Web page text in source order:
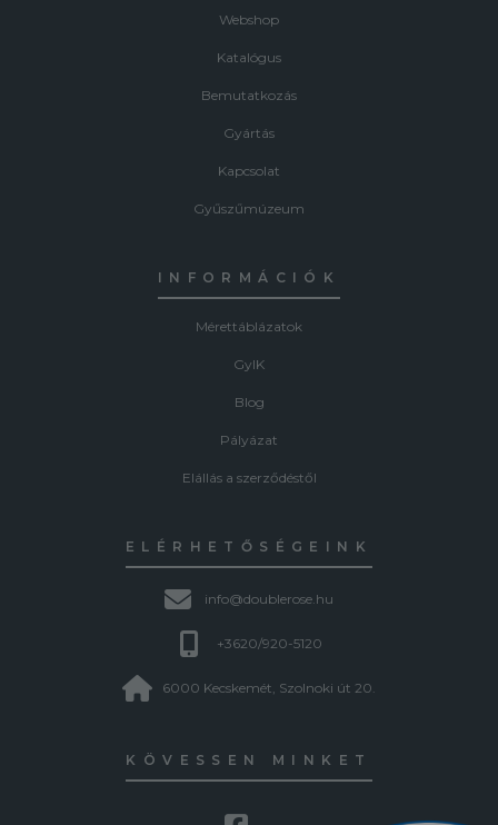
Webshop
Katalógus
Bemutatkozás
Gyártás
Kapcsolat
Gyűszűmúzeum
INFORMÁCIÓK
Mérettáblázatok
GyIK
Blog
Pályázat
Elállás a szerződéstől
ELÉRHETŐSÉGEINK
info@doublerose.hu
+3620/920-5120
6000 Kecskemét, Szolnoki út 20.
KÖVESSEN MINKET